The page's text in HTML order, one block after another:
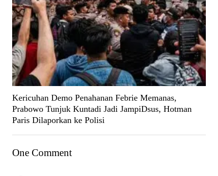
Kericuhan Demo Penahanan Febrie Memanas,
Prabowo Tunjuk Kuntadi Jadi JampiDsus, Hotman
Paris Dilaporkan ke Polisi
One Comment